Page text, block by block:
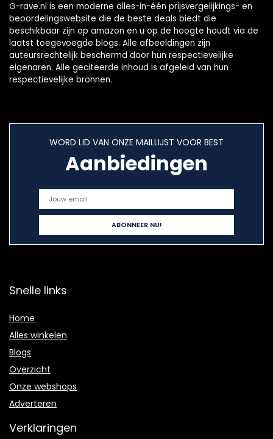
G-rave.nl is een moderne alles-in-één prijsvergelijkings- en
beoordelingswebsite die de beste deals biedt die
beschikbaar zijn op amazon en u op de hoogte houdt via de
laatst toegevoegde blogs. Alle afbeeldingen zijn
auteursrechtelijk beschermd door hun respectievelijke
eigenaren. Alle geciteerde inhoud is afgeleid van hun
respectievelijke bronnen.
WORD LID VAN ONZE MAILLIJST VOOR BEST
Aanbiedingen
Snelle links
Home
Alles winkelen
Blogs
Overzicht
Onze webshops
Adverteren
Verklaringen